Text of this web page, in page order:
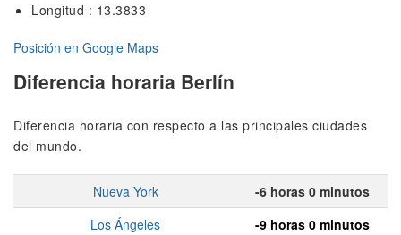
Longitud : 13.3833
Posición en Google Maps
Diferencia horaria Berlín
Diferencia horaria con respecto a las principales ciudades
del mundo.
Nueva York
-6 horas 0 minutos
Los Ángeles
-9 horas 0 minutos